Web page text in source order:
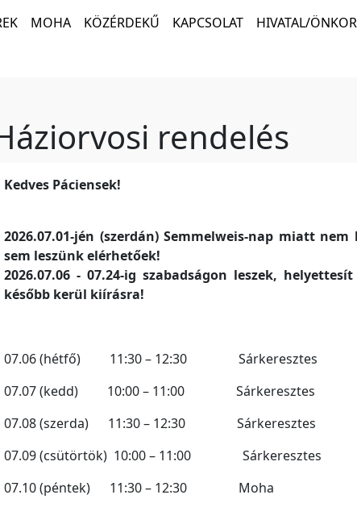
MOHA KÖZÉRDEKŰ KAPCSOLAT HIVATAL/
rendelés
Kedves Páciensek!
2026.07.01-jén (szerdán) Semmelweis-nap miatt
sem leszünk elérhetőek!
2026.07.06 - 07.24-ig szabadságon leszek,
később kerül kiírásra!
07.06 (hétfő) 11:30 – 12:30 Sárkeresztes
07.07 (kedd) 10:00 – 11:00 Sárkeresztes
07.08 (szerda) 11:30 – 12:30 Sárkeresztes
07.09 (csütörtök) 10:00 – 11:00 Sárkeresztes
07.10 (péntek) 11:30 – 12:30 Moha